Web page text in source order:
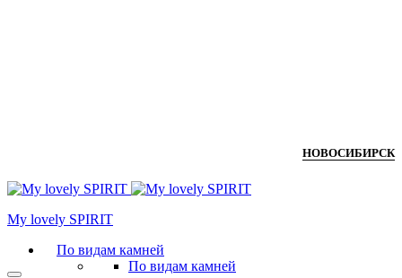
НОВОСИБИРСК
Мy lovely SPIRIT
По видам камней
По видам камней